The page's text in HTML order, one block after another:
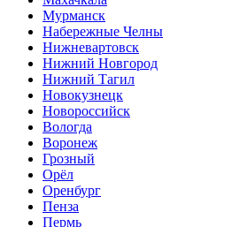
Мурманск
Набережные Челны
Нижневартовск
Нижний Новгород
Нижний Тагил
Новокузнецк
Новороссийск
Вологда
Воронеж
Грозный
Орёл
Оренбург
Пенза
Пермь